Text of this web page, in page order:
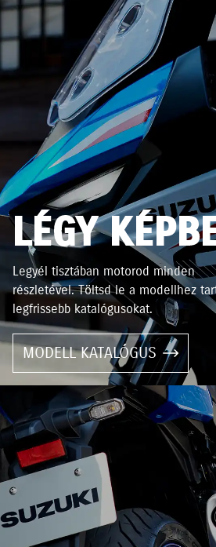
LÉGY
Legyél tisztában motorod minden
részletével. Töltsd le a modellhez
legfrissebb katalógusokat.
MODELL KATALÓGUS